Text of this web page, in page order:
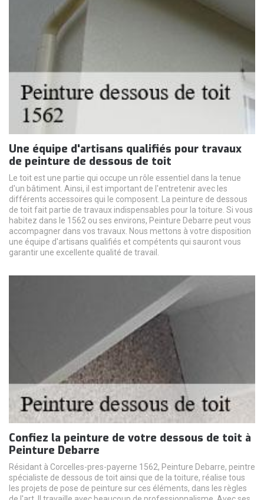
Une équipe d'artisans qualifiés pour travaux
de peinture de dessous de toit
Le toit est une partie qui occupe un rôle essentiel dans la tenue
d'un bâtiment. Ainsi, il est important de l'entretenir avec les
différents accessoires qui le composent. La peinture de dessous
de toit fait partie de travaux indispensables pour la toiture. Si vous
habitez dans le 1562 ou ses environs, Peinture Debarre peut vous
accompagner dans vos travaux. Nous mettons à votre disposition
une équipe d'artisans qualifiés et compétents qui sauront vous
garantir une excellente qualité de travail.
Confiez la peinture de votre dessous de toit à
Peinture Debarre
Résidant à Corcelles-pres-payerne 1562, Peinture Debarre, peintre
spécialiste de dessous de toit ainsi que de la toiture, réalise tous
les projets de pose de peinture sur ces éléments, dans les règles